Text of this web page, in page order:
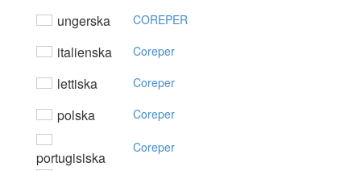
ungerska COREPER
italienska Coreper
lettiska Coreper
polska Coreper
portugisiska
Coreper